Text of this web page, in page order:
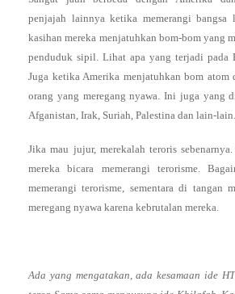
penjajah lainnya ketika memerangi bangsa
kasihan mereka menjatuhkan bom-bom yang
penduduk sipil. Lihat apa yang terjadi pada
Juga ketika Amerika menjatuhkan bom atom
orang yang meregang nyawa. Ini juga yang
Afganistan, Irak, Suriah, Palestina dan lain-lain.
Jika mau jujur, merekalah teroris
mereka bicara memerangi terorisme.
memerangi terorisme, sementara di tangan
meregang nyawa karena kebrutalan mereka.
Ada yang mengatakan, ada kesamaan ide